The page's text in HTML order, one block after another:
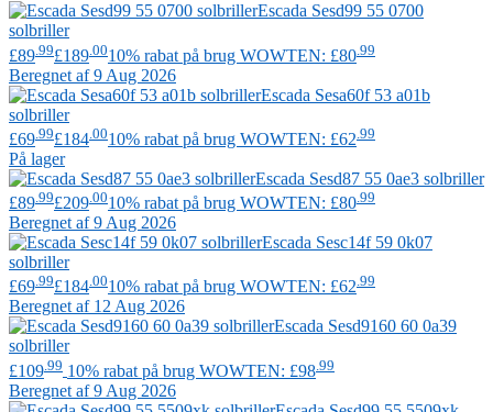
Escada Sesd99 55 0700
solbriller
£89 .99£189 .0010% rabat på brug WOWTEN: £80 .99
Beregnet af 9 Aug 2026
Escada Sesa60f 53 a01b
solbriller
£69 .99£184 .0010% rabat på brug WOWTEN: £62 .99
På lager
Escada Sesd87 55 0ae3 solbriller
£89 .99£209 .0010% rabat på brug WOWTEN: £80 .99
Beregnet af 9 Aug 2026
Escada Sesc14f 59 0k07
solbriller
£69.99£184.0010% rabat på brug WOWTEN: £62.99
Beregnet af 12 Aug 2026
Escada Sesd9160 60 0a39
solbriller
£109 .99 10% rabat på brug WOWTEN: £98 .99
Beregnet af 9 Aug 2026